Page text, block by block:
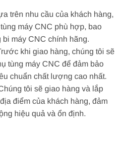
trên nhu cầu của khách hàng,
máy CNC phù hợp, bao
máy CNC chính hãng.
khi giao hàng, chúng tôi sẽ
tùng máy CNC để đảm bảo
chuẩn chất lượng cao nhất.
tôi sẽ giao hàng và lắp
điểm của khách hàng, đảm
hiệu quả và ổn định.